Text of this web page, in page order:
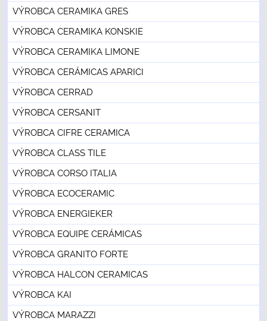
VÝROBCA CERAMIKA GRES
VÝROBCA CERAMIKA KONSKIE
VÝROBCA CERAMIKA LIMONE
VÝROBCA CERÁMICAS APARICI
VÝROBCA CERRAD
VÝROBCA CERSANIT
VÝROBCA CIFRE CERAMICA
VÝROBCA CLASS TILE
VÝROBCA CORSO ITALIA
VÝROBCA ECOCERAMIC
VÝROBCA ENERGIEKER
VÝROBCA EQUIPE CERÁMICAS
VÝROBCA GRANITO FORTE
VÝROBCA HALCON CERAMICAS
VÝROBCA KAI
VÝROBCA MARAZZI